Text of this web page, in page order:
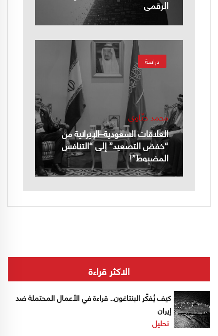
الرقمي
دراسة
محمد حنّاوي
العلاقات السعودية–الإيرانية من
“خفض التصعيد” إلى “التنافس
المضبوط”!
الاكثر قراءة
كيف يُفكّر البنتاغون.. قراءة في الأعمال المحتملة ضد
إيران
تحليل